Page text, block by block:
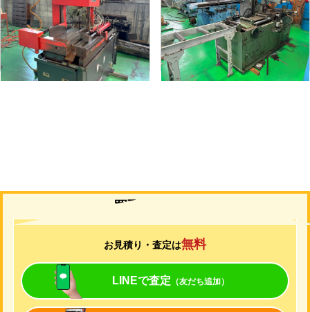
メーカー アマダ
形 式 VM-420
式1999
メーカー 村橋
形 式VG100A
年 式-
買取について
お見積り・査定は無料
LINEで査定 （友だち追加）